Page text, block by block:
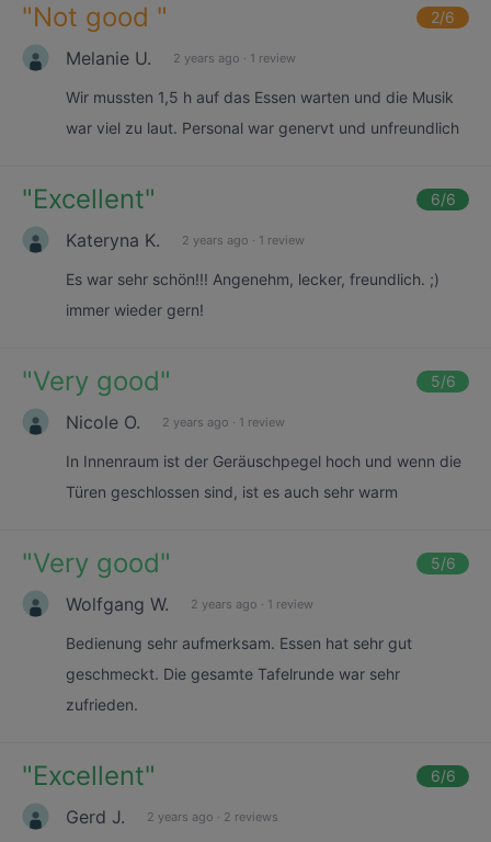
"Not good " 2/6
Melanie U. 2 years ago · 1 review
Wir mussten 1,5 h auf das Essen warten und die Musik
war viel zu laut. Personal war genervt und unfreundlich
"Excellent" 6/6
Kateryna K. 2 years ago · 1 review
Es war sehr schön!!! Angenehm, lecker, freundlich. ;)
immer wieder gern!
"Very good" 5/6
Nicole O. 2 years ago · 1 review
In Innenraum ist der Geräuschpegel hoch und wenn die
Türen geschlossen sind, ist es auch sehr warm
"Very good" 5/6
Wolfgang W. 2 years ago · 1 review
Bedienung sehr aufmerksam. Essen hat sehr gut
geschmeckt. Die gesamte Tafelrunde war sehr
zufrieden.
"Excellent" 6/6
Gerd J. 2 years ago · 2 reviews